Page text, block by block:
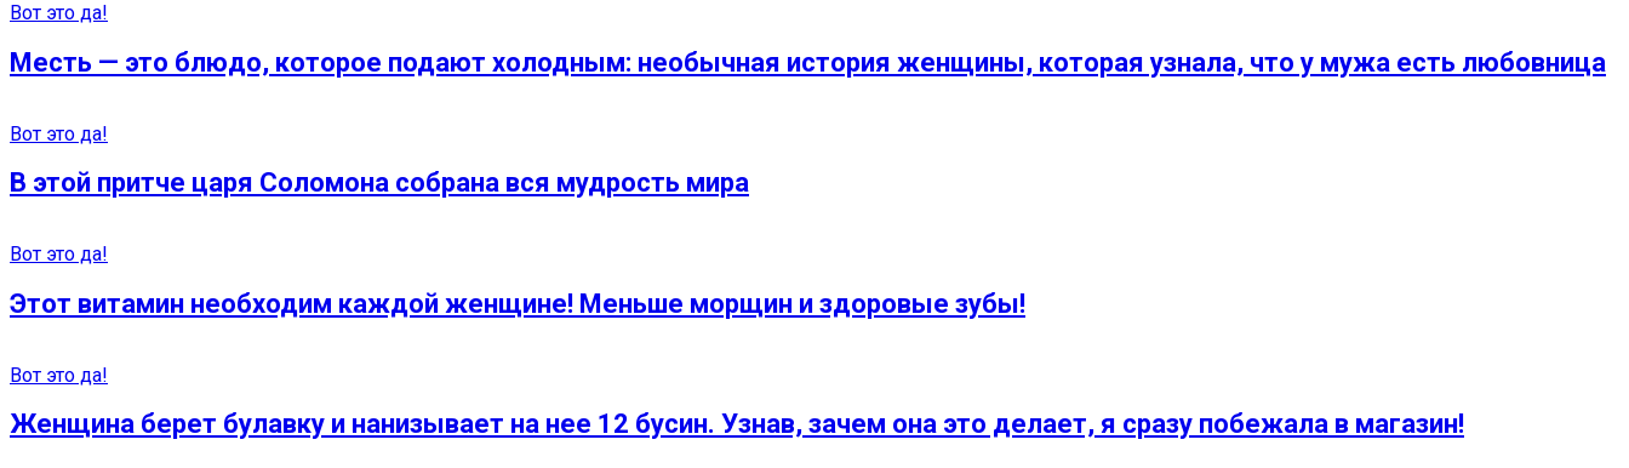
Вот это да!
Месть — это блюдо, которое подают холодным: необычная история женщины, которая узнала, что у мужа есть любовница
Вот это да!
В этой притче царя Соломона собрана вся мудрость мира
Вот это да!
Этот витамин необходим каждой женщине! Меньше морщин и здоровые зубы!
Вот это да!
Женщина берет булавку и нанизывает на нее 12 бусин. Узнав, зачем она это делает, я сразу побежала в магазин!